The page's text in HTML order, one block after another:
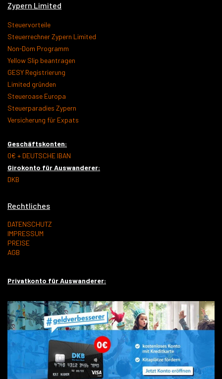
Zypern Limited
Steuervorteile
Steuerrechner Zypern Limited
Non-Dom Programm
Yellow Slip beantragen
GESY Registrierung
Limited gründen
Steueroase Europa
Steuerparadies Zypern
Versicherung für Expats
Geschäftskonten:
0€ + DEUTSCHE IBAN
Girokonto für Auswanderer:
DKB
Rechtliches
DATENSCHUTZ
IMPRESSUM
PREISE
AGB
Privatkonto für Auswanderer: